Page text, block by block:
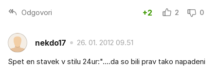
Odgovori +2 2 0
nekdo17 26. 01. 2012 09.51
Spet en stavek v stilu 24ur:"....da so bili prav tako napadeni